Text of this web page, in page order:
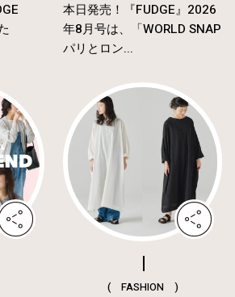
本日発売！『FUDGE』2026
年8月号は、「WORLD SNAP
パリとロン...
( FASHION )